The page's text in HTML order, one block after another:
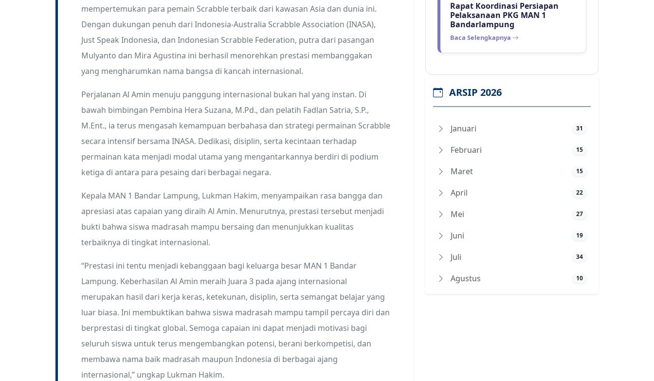
mempertemukan para pemain Scrabble terbaik dari kawasan Asia dan dunia ini.
Dengan dukungan penuh dari Indonesia-Australia Scrabble Association (INASA),
Just Speak Indonesia, dan Indonesian Scrabble Federation, putra dari pasangan
Mulyanto dan Mira Agustina ini berhasil menorehkan prestasi membanggakan
yang mengharumkan nama bangsa di kancah internasional.
Perjalanan Al Amin menuju panggung internasional bukan hal yang instan. Di
bawah bimbingan Pembina Hera Suzana, M.Pd., dan pelatih Fadlan Satria, S.P.,
M.Ent., ia terus mengasah kemampuan berbahasa dan strategi permainan Scrabble
secara intensif bersama INASA. Dedikasi, disiplin, serta kecintaan terhadap
permainan kata menjadi modal utama yang mengantarkannya berdiri di podium
ketiga di antara para pesaing dari berbagai negara.
Kepala MAN 1 Bandar Lampung, Lukman Hakim, menyampaikan rasa bangga dan
apresiasi atas capaian yang diraih Al Amin. Menurutnya, prestasi tersebut menjadi
bukti bahwa siswa madrasah mampu bersaing dan menunjukkan kualitas
terbaiknya di tingkat internasional.
“Prestasi ini tentu menjadi kebanggaan bagi keluarga besar MAN 1 Bandar
Lampung. Keberhasilan Al Amin meraih Juara 3 pada ajang internasional
merupakan hasil dari kerja keras, ketekunan, disiplin, serta semangat belajar yang
luar biasa. Ini membuktikan bahwa siswa madrasah mampu tampil percaya diri dan
berprestasi di tingkat global. Semoga capaian ini dapat menjadi motivasi bagi
seluruh siswa untuk terus mengembangkan potensi, berani berkompetisi, dan
membawa nama baik madrasah maupun Indonesia di berbagai ajang
internasional,” ungkap Lukman Hakim.
Rapat Koordinasi Persiapan
Pelaksanaan PKG MAN 1
Bandarlampung
Baca Selengkapnya
ARSIP 2026
Januari 31
Februari 15
Maret 15
April 22
Mei 27
Juni 19
Juli 34
Agustus 10